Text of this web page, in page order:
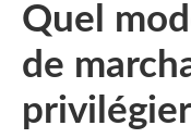
Quel
de